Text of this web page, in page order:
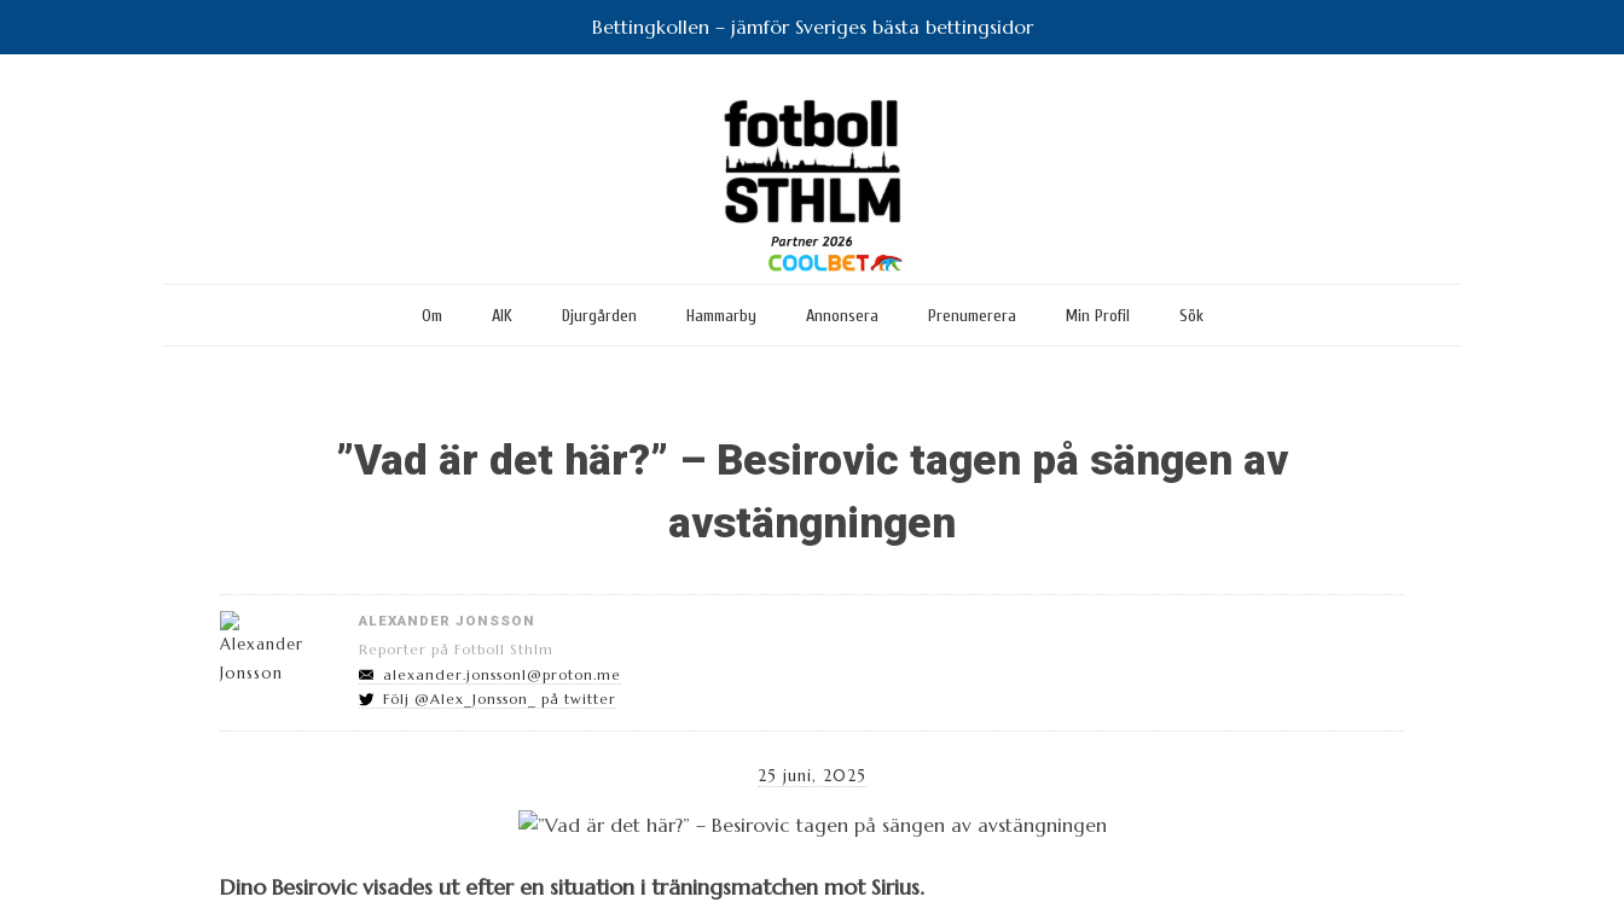
Bettingkollen – jämför Sveriges bästa bettingsidor
Om AIK Djurgården Hammarby Annonsera Prenumerera Min Profil Sök
”Vad är det här?” – Besirovic tagen på sängen av
avstängningen
ALEXANDER JONSSON
Reporter på Fotboll Sthlm
alexander.jonsson1@proton.me
Följ @Alex_Jonsson_ på twitter
25 juni, 2025
Dino Besirovic visades ut efter en situation i träningsmatchen mot Sirius.